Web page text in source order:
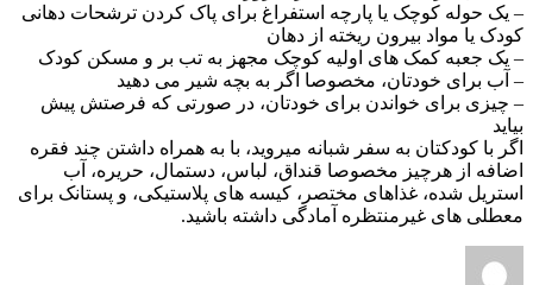
– یک حوله کوچک یا پارچه استفراغ برای پاک کردن ترشحات دهانی
کودک یا مواد بیرون ریخته از دهان
– یک جعبه کمک­ های اولیه کوچک مجهز به تب­ بر و مسکن کودک
– آب برای خودتان، مخصوصا اگر به بچه شیر می ­دهید
– چیزی برای خواندن برای خودتان، در صورتی که فرصتش پیش
بیاید
اگر با کودکتان به سفر شبانه می­روید، با به همراه داشتن چند فقره
اضافه از هرچیز مخصوصا قنداق­، لباس، دستمال، حریره، آب
استریل شده، غذاهای مختصر، کیسه­ های پلاستیکی، و پستانک برای
معطلی ­های غیرمنتظره آماد­گی داشته باشید.